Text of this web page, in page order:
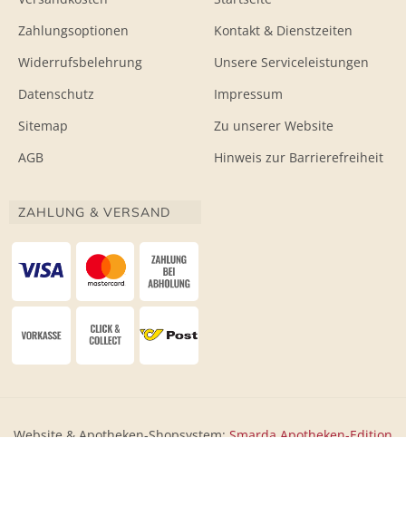
Zahlungsoptionen
Widerrufsbelehrung
Datenschutz
Sitemap
AGB
Kontakt & Dienstzeiten
Unsere Serviceleistungen
Impressum
Zu unserer Website
Hinweis zur Barrierefreiheit
ZAHLUNG & VERSAND
Website & Apotheken-Shopsystem:Smarda Apotheken-Edition